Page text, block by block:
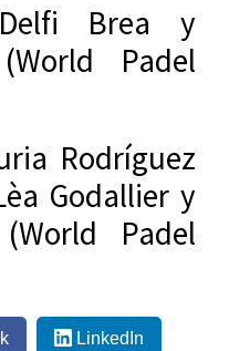
Brea y
Padel
Rodríguez
Godallier y
Padel
LinkedIn